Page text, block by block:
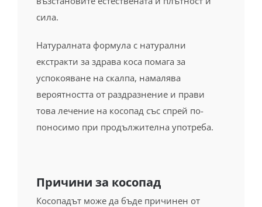
сила.
Натуралната формула с натурални
екстракти за здрава коса помага за
успокояване на скалпа, намалява
вероятността от раздразнение и прави
това лечение на косопад със спрей по-
поносимо при продължителна употреба.
Причини за косопад
Косопадът може да бъде причинен от